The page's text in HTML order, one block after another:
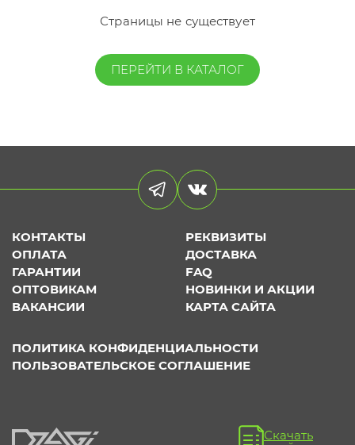
Страницы не существует
ПЕРЕЙТИ В КАТАЛОГ
КОНТАКТЫ
РЕКВИЗИТЫ
ОПЛАТА
ДОСТАВКА
ГАРАНТИИ
FAQ
ОПТОВИКАМ
НОВИНКИ И АКЦИИ
ВАКАНСИИ
КАРТА САЙТА
ПОЛИТИКА КОНФИДЕНЦИАЛЬНОСТИ
ПОЛЬЗОВАТЕЛЬСКОЕ СОГЛАШЕНИЕ
Скачать